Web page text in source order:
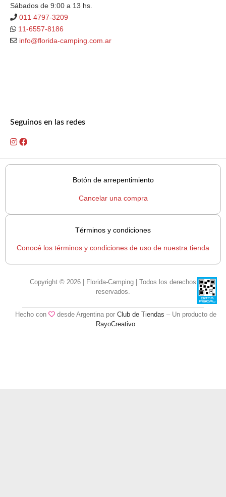
Sábados de 9:00 a 13 hs.
011 4797-3209
11-6557-8186
info@florida-camping.com.ar
Seguinos en las redes
Botón de arrepentimiento
Cancelar una compra
Términos y condiciones
Conocé los términos y condiciones de uso de nuestra tienda
Copyright © 2026 | Florida-Camping | Todos los derechos
reservados.
Hecho con desde Argentina por Club de Tiendas – Un producto de
RayoCreativo